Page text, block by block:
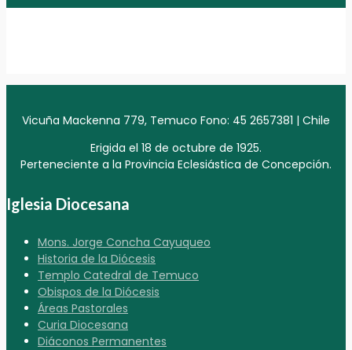
Vicuña Mackenna 779, Temuco Fono: 45 2657381 | Chile
Erigida el 18 de octubre de 1925.
Perteneciente a la Provincia Eclesiástica de Concepción.
Iglesia Diocesana
Mons. Jorge Concha Cayuqueo
Historia de la Diócesis
Templo Catedral de Temuco
Obispos de la Diócesis
Áreas Pastorales
Curia Diocesana
Diáconos Permanentes